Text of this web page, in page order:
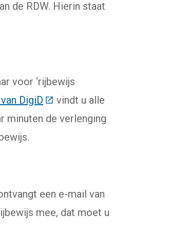
de RDW. Hierin staat
naar een externe website)
voor ‘rijbewijs
DigiD (Deze link gaat naar een
vindt u alle
minuten de verlenging
een e-mail van
mee, dat moet u